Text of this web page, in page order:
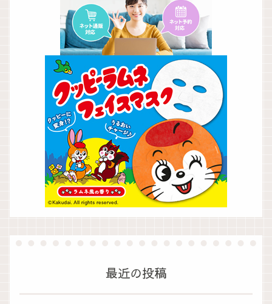
最近の投稿